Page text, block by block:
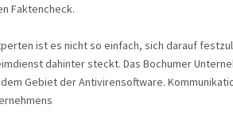
Faktencheck.
ist es nicht so einfach, sich darauf
dahinter steckt. Das Bochumer
Gebiet der Antivirensoftware.